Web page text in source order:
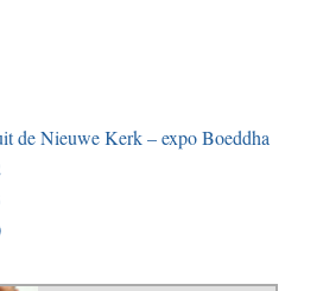
de Nieuwe Kerk – expo Boeddha